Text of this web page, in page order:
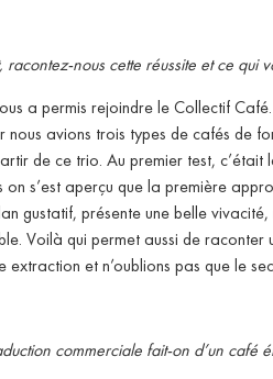
racontez-nous cette réussite et ce qui
a permis rejoindre le Collectif
avions trois types de cafés de
de ce trio. Au premier test,
s’est aperçu que la première
gustatif, présente une belle
Voilà qui permet aussi de
extraction et n’oublions pas que le
commerciale fait-on d’un café